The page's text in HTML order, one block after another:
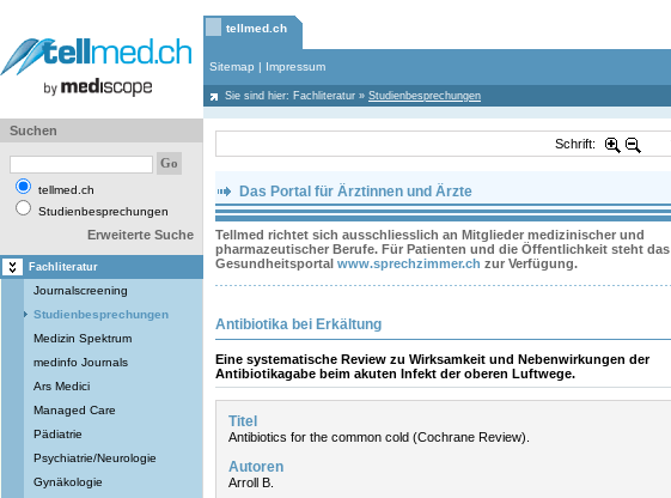
tellmed.ch
Sitemap | Impressum
Sie sind hier: Fachliteratur » Studienbesprechungen
Suchen
tellmed.ch
Studienbesprechungen
Erweiterte Suche
Fachliteratur
Journalscreening
Studienbesprechungen
Medizin Spektrum
medinfo Journals
Ars Medici
Managed Care
Pädiatrie
Psychiatrie/Neurologie
Gynäkologie
Schrift:
Das Portal für Ärztinnen und Ärzte
Tellmed richtet sich ausschliesslich an Mitglieder medizinischer und
pharmazeutischer Berufe. Für Patienten und die Öffentlichkeit steht das
Gesundheitsportal www.sprechzimmer.ch zur Verfügung.
Antibiotika bei Erkältung
Eine systematische Review zu Wirksamkeit und Nebenwirkungen der
Antibiotikagabe beim akuten Infekt der oberen Luftwege.
Titel
Antibiotics for the common cold (Cochrane Review).
Autoren
Arroll B.